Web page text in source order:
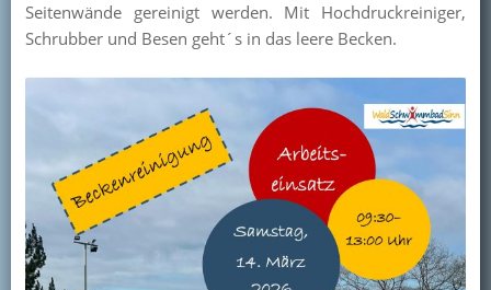
Mitglied werden
Seitenwände gereinigt werden. Mit Hochdruckreiniger,
Schrubber und Besen geht´s in das leere Becken.